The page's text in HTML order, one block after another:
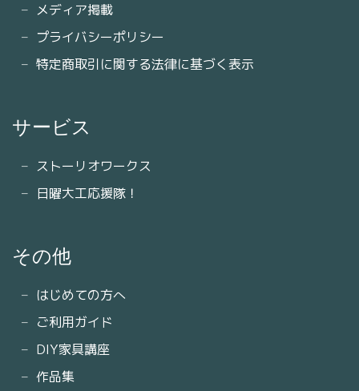
メディア掲載
プライバシーポリシー
特定商取引に関する法律に基づく表示
サービス
ストーリオワークス
日曜大工応援隊！
その他
はじめての方へ
ご利用ガイド
DIY家具講座
作品集